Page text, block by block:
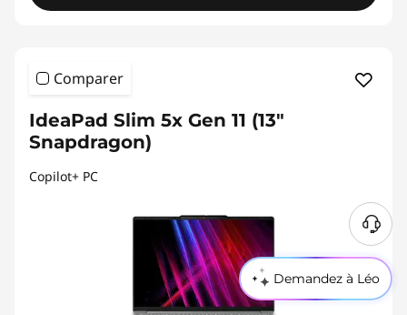
Demandez à Léo
Comparer
IdeaPad Slim 5x Gen 11 (13"
Snapdragon)
Copilot+ PC